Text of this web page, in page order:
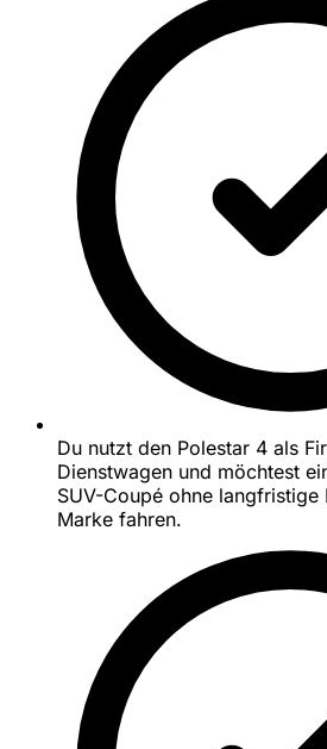
Du nutzt den Polestar 4 als
Dienstwagen und möchtest
SUV-Coupé ohne langfristige
Marke fahren.